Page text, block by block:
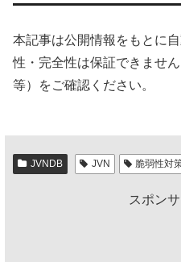
本記事は公開情報をもとに
性・完全性は保証できませ
等）をご確認ください。
JVNDB JVN 脆弱性対
スポン